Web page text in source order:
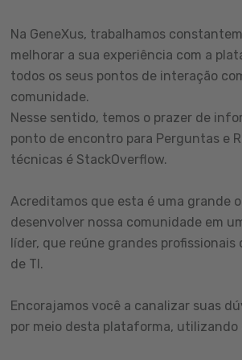
Na GeneXus, trabalhamos
melhorar a sua experiência com a
todos os seus pontos de interação
comunidade.
Nesse sentido, temos o prazer de
ponto de encontro para Perguntas e
técnicas é StackOverflow.
Acreditamos que esta é uma grande
desenvolver nossa comunidade em
líder, que reúne grandes profissionais
de TI.
Encorajamos você a canalizar suas
por meio desta plataforma, utilizando